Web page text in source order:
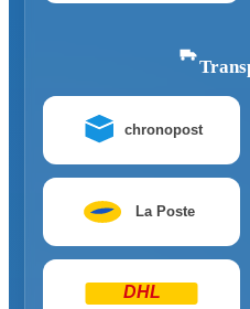
chronopost
La Poste
DHL